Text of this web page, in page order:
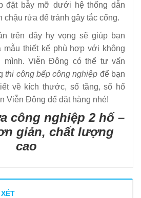
đặt bẫy mỡ dưới hệ thống dẫn
rửa để tránh gây tắc cống.
trên đây hy vọng sẽ giúp bạn
mẫu thiết kế phù hợp với không
mình. Viễn Đông có thể tư vấn
thi công bếp công nghiệp để bạn
về kích thước, số tầng, số hố
Viễn Đông để đặt hàng nhé!
công nghiệp 2 hố –
giản, chất lượng
cao